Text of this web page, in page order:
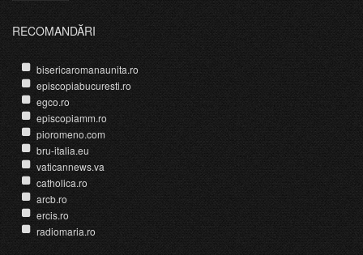
RECOMANDĂRI
bisericaromanaunita.ro
episcopiabucuresti.ro
egco.ro
episcopiamm.ro
pioromeno.com
bru-italia.eu
vaticannews.va
catholica.ro
arcb.ro
ercis.ro
radiomaria.ro